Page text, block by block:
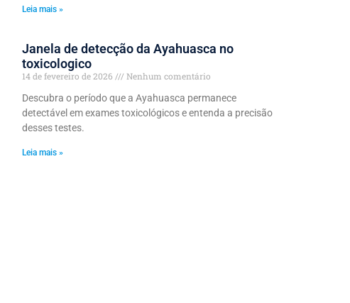
Leia mais »
Janela de detecção da Ayahuasca no
toxicologico
14 de fevereiro de 2026
Nenhum comentário
Descubra o período que a Ayahuasca permanece
detectável em exames toxicológicos e entenda a precisão
desses testes.
Leia mais »